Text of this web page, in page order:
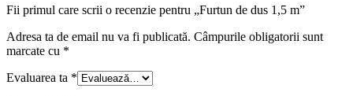
Fii primul care scrii o recenzie pentru „Furtun de dus 1,5 m”
Adresa ta de email nu va fi publicată. Câmpurile obligatorii sunt
marcate cu *
Evaluarea ta *